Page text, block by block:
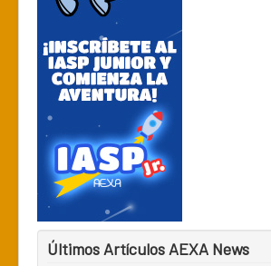
Últimos Artículos AEXA News